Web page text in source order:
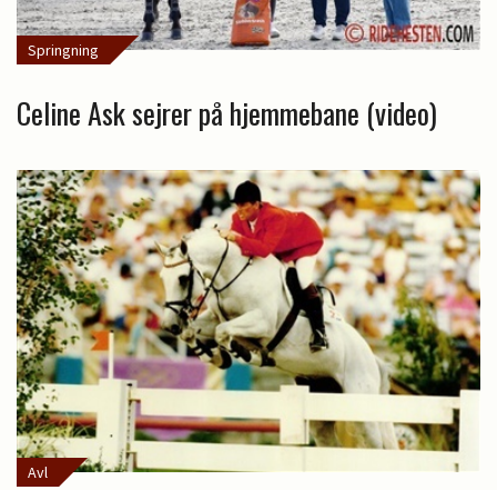
Springning
Celine Ask sejrer på hjemmebane (video)
Avl